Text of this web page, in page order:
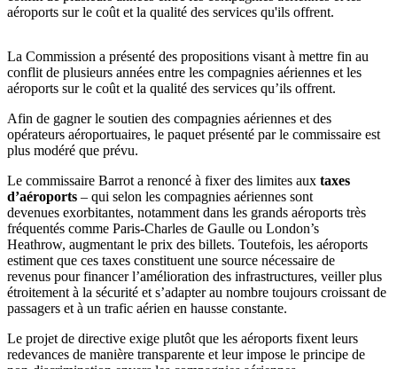
aéroports sur le coût et la qualité des services qu'ils offrent.
La Commission a présenté des propositions visant à mettre fin au
conflit de plusieurs années entre les compagnies aériennes et les
aéroports sur le coût et la qualité des services qu’ils offrent.
Afin de gagner le soutien des compagnies aériennes et des
opérateurs aéroportuaires, le paquet présenté par le commissaire est
plus modéré que prévu.
Le commissaire Barrot a renoncé à fixer des limites aux taxes
d’aéroports – qui selon les compagnies aériennes sont
devenues exorbitantes, notamment dans les grands aéroports très
fréquentés comme Paris-Charles de Gaulle ou London’s
Heathrow, augmentant le prix des billets. Toutefois, les aéroports
estiment que ces taxes constituent une source nécessaire de
revenus pour financer l’amélioration des infrastructures, veiller plus
étroitement à la sécurité et s’adapter au nombre toujours croissant de
passagers et à un trafic aérien en hausse constante.
Le projet de directive exige plutôt que les aéroports fixent leurs
redevances de manière transparente et leur impose le principe de